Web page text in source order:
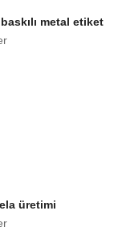
metal etiket
üretimi